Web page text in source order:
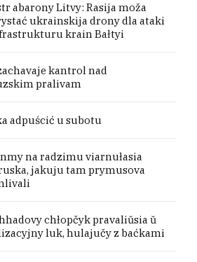
abarony Litvy: Rasija moža
ukrainskija drony dla ataki
krain Bałtyi
kantrol nad
pralivam
adpuścić u subotu
na radzimu viarnułasia
jakuju tam prymusova
chłopčyk pravaliŭsia ŭ
luk, hulajučy z baćkami